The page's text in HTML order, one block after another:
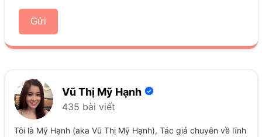
Vũ Thị Mỹ Hạnh
435 bài viết
Tôi là Mỹ Hạnh (aka Vũ Thị Mỹ Hạnh), Tác giả chuyên về lĩnh
Gửi